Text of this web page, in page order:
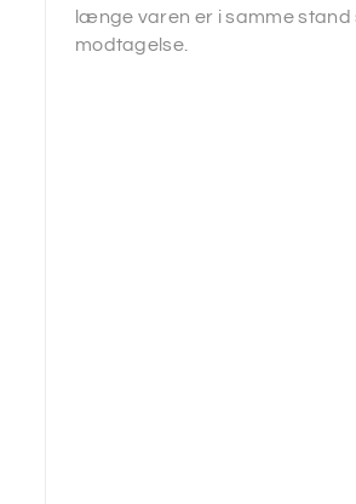
længe varen er i samme stand
modtagelse.